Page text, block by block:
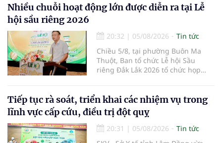
bệnh, chữa bệnh theo yêu cầu
nhưng vẫn phải nộp thêm các chi
phần cùng chi trả.
Nhiều chuỗi hoạt động lớn được diễn ra tại Lễ
hội sầu riêng 2026
20:32 | 05/08/2026
Tin tức
Chiều 5/8, tại phường Buôn Ma
Thuột, Ban tổ chức Lễ hội Sầu
riêng Đắk Lắk 2026 tổ chức họp
hội Sầu riêng Đắk Lắk năm 2026 có
chủ đề “Sầu riêng Đắk Lắk – Kết nối
vươn xa”, được tổ chức từ ngày
15/8/2026 đến ngày 02/9/2026 tại
phường Buôn Ma Thuột, xã Krông
Tiếp tục rà soát, triển khai các nhiệm vụ trong
lĩnh vực cấp cứu, điều trị đột quỵ
20:31 | 05/08/2026
Tin tức